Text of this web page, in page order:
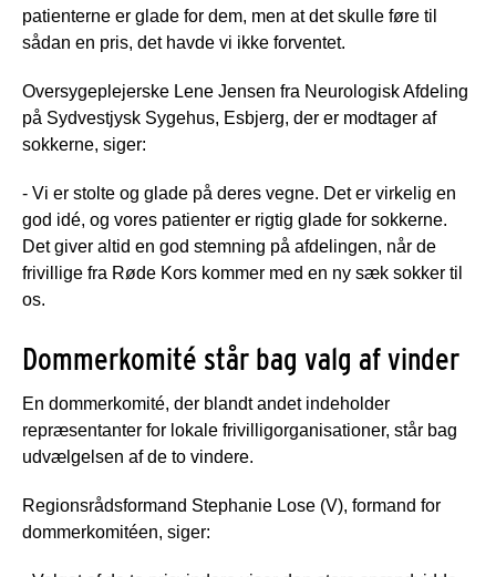
patienterne er glade for dem, men at det skulle føre til
sådan en pris, det havde vi ikke forventet.
Oversygeplejerske Lene Jensen fra Neurologisk Afdeling
på Sydvestjysk Sygehus, Esbjerg, der er modtager af
sokkerne, siger:
- Vi er stolte og glade på deres vegne. Det er virkelig en
god idé, og vores patienter er rigtig glade for sokkerne.
Det giver altid en god stemning på afdelingen, når de
frivillige fra Røde Kors kommer med en ny sæk sokker til
os.
Dommerkomité står bag valg af vinder
En dommerkomité, der blandt andet indeholder
repræsentanter for lokale frivilligorganisationer, står bag
udvælgelsen af de to vindere.
Regionsrådsformand Stephanie Lose (V), formand for
dommerkomitéen, siger: